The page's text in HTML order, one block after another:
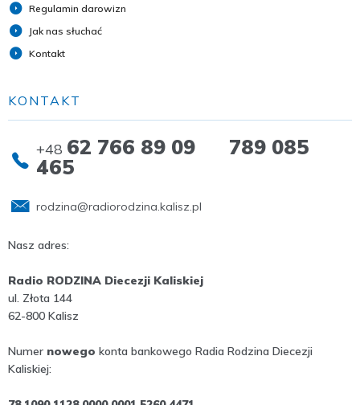
Regulamin darowizn
Jak nas słuchać
Kontakt
KONTAKT
+48 62 766 89 09 789 085
465
rodzina@radiorodzina.kalisz.pl
Nasz adres:
Radio RODZINA Diecezji Kaliskiej
ul. Złota 144
62-800 Kalisz
Numer nowego konta bankowego Radia Rodzina Diecezji
Kaliskiej: